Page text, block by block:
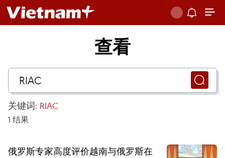
查看
关键词: RIAC
1 结果
俄罗斯专家高度评价越南与俄罗斯在